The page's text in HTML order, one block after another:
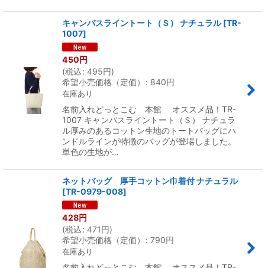
キャンバスライントート（Ｓ） ナチュラル [TR-
1007]
450円
(税込: 495円)
希望小売価格（定価）
: 840円
在庫あり
名前入れどっとこむ 本館 オススメ品！TR-
1007 キャンバスライントート（Ｓ） ナチュラ
ル厚みのあるコットン生地のトートバッグにハ
ンドルラインが特徴のバッグが登場しました。
単色の生地が…
ネットバッグ 厚手コットン巾着付 ナチュラル
[TR-0979-008]
428円
(税込: 471円)
希望小売価格（定価）
: 790円
在庫あり